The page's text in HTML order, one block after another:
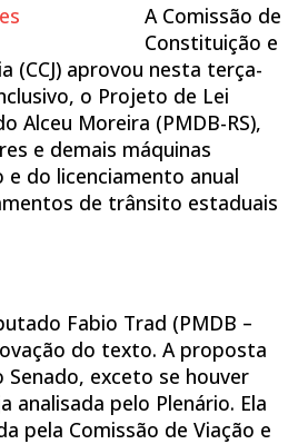
A Comissão de
Constituição e
(CCJ) aprovou nesta terça-
o Projeto de Lei
Alceu Moreira (PMDB-RS),
e demais máquinas
do licenciamento anual
de trânsito estaduais
Fabio Trad (PMDB –
do texto. A proposta
exceto se houver
analisada pelo Plenário. Ela
pela Comissão de Viação e